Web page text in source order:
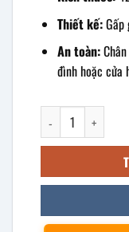
Thiết kế:Gấp
An toàn:
đình hoặc cửa
Thang inox 3 bậc